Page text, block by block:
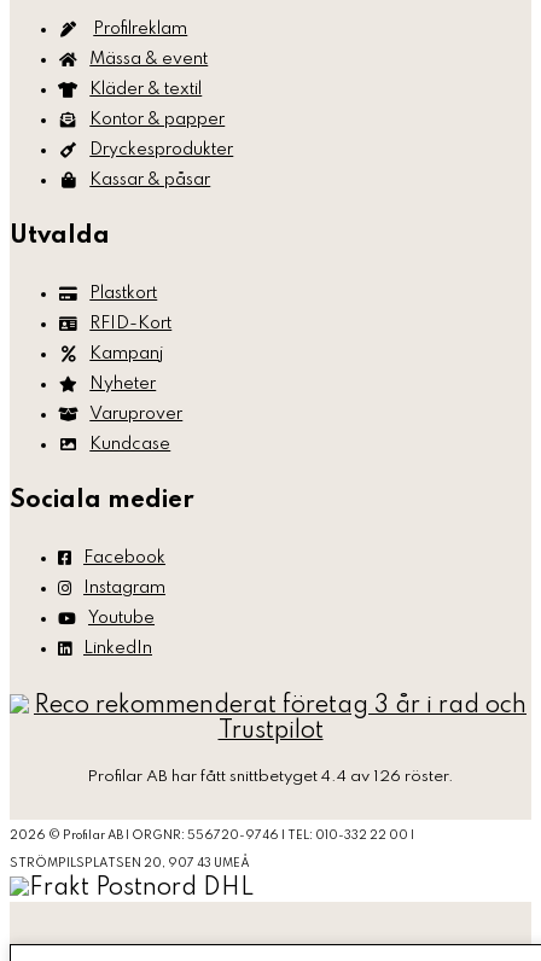
Profilreklam
Mässa & event
Kläder & textil
Kontor & papper
Dryckesprodukter
Kassar & påsar
Utvalda
Plastkort
RFID-Kort
Kampanj
Nyheter
Varuprover
Kundcase
Sociala medier
Facebook
Instagram
Youtube
LinkedIn
Profilar AB har fått snittbetyget 4.4 av 126 röster.
2026 © Profilar AB | ORGNR: 556720-9746 | TEL: 010-332 22 00 |
STRÖMPILSPLATSEN 20, 907 43 UMEÅ